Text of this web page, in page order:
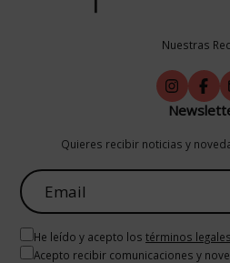
Nuestras
Quieres recibir noticias y
He leído y acepto los términos legales
Acepto recibir comunicaciones y